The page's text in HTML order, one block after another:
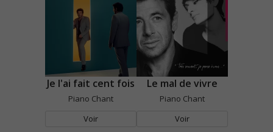
Je l'ai fait cent fois
Piano Chant
Voir
Le mal de vivre
Piano Chant
Voir